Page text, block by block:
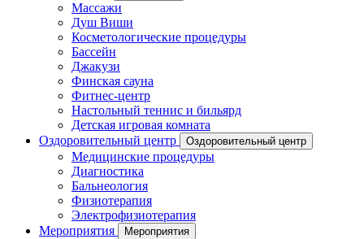
Массажи
Душ Виши
Косметологические процедуры
Бассейн
Джакузи
Финская сауна
Фитнес-центр
Настольный теннис и бильярд
Детская игровая комната
Оздоровительный центр
Оздоровительный центр
Медицинские процедуры
Диагностика
Бальнеология
Физиотерапия
Электрофизиотерапия
Мероприятия
Мероприятия